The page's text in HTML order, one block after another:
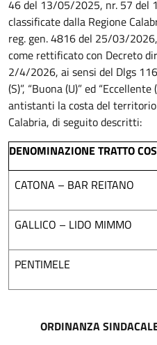
46 del 13/05/2025, nr. 57 del
classificate dalla Regione
reg. gen. 4816 del 25/03/
come rettificato con Decreto
2/4/2026, ai sensi del Dlgs
(S)”, “Buona (U)” ed
antistanti la costa del territorio
Calabria, di seguito descritti:
DENOMINAZIONE TRATTO
CATONA – BAR REITANO
GALLICO – LIDO MIMMO
PENTIMELE
ORDINANZA